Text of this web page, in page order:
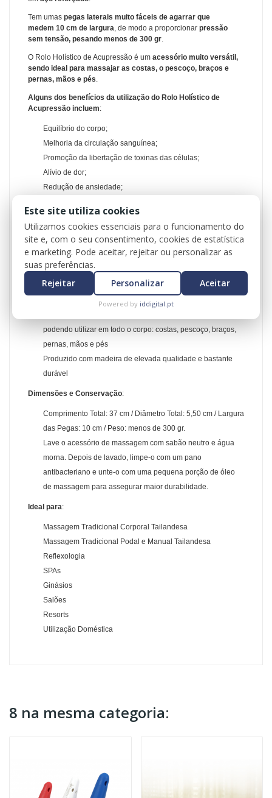
Tem umas pegas laterais muito fáceis de agarrar que
medem 10 cm de largura, de modo a proporcionar pressão
sem tensão, pesando menos de 300 gr.
O Rolo Holístico de Acupressão é um acessório muito versátil,
sendo ideal para massajar as costas, o pescoço, braços e
pernas, mãos e pés.
Alguns dos benefícios da utilização do Rolo Holístico de
Acupressão incluem:
Equilíbrio do corpo;
Melhoria da circulação sanguínea;
Promoção da libertação de toxinas das células;
Alívio de dor;
Redução de ansiedade;
Características e Benefícios
O rolo proporciona diferentes sensações de pressão quando
aplicado em todo o corpo com diferentes técnicas de
massagem
Concebido para massajar eficazmente e com facilidade
diferentes pontos de pressão
podendo utilizar em todo o corpo: costas, pescoço, braços,
pernas, mãos e pés
Produzido com madeira de elevada qualidade e bastante
durável
Dimensões e Conservação:
Comprimento Total: 37 cm / Diâmetro Total: 5,50 cm / Largura
das Pegas: 10 cm / Peso: menos de 300 gr.
Lave o acessório de massagem com sabão neutro e água
morna. Depois de lavado, limpe-o com um pano
antibacteriano e unte-o com uma pequena porção de óleo
de massagem para assegurar maior durabilidade.
Ideal para:
Massagem Tradicional Corporal Tailandesa
Massagem Tradicional Podal e Manual Tailandesa
Reflexologia
SPAs
Ginásios
Salões
Resorts
Utilização Doméstica
8 na mesma categoria:
Este site utiliza cookies
Utilizamos cookies essenciais para o funcionamento do
site e, com o seu consentimento, cookies de estatística
e marketing. Pode aceitar, rejeitar ou personalizar as
suas preferências.
Rejeitar
Personalizar Aceitar
Powered by iddigital.pt